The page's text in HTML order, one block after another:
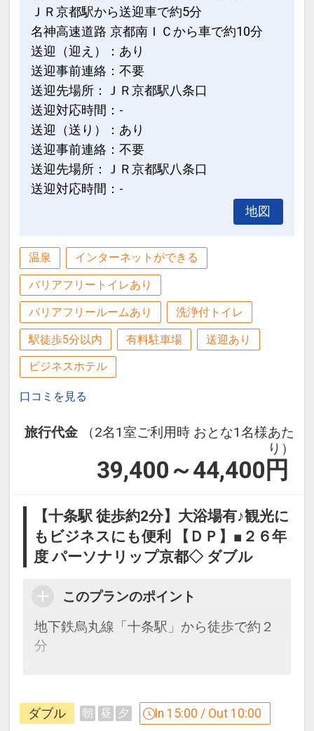
ＪＲ京都駅から送迎車で約5分
名神高速道路 京都南ＩＣから車で約10分
送迎（迎え）：あり
送迎事前連絡：不要
送迎先場所：ＪＲ京都駅八条口
送迎対応時間：-
送迎（送り）：あり
送迎事前連絡：不要
送迎先場所：ＪＲ京都駅八条口
送迎対応時間：-
地図
温泉 インターネットができる
バリアフリートイレあり
バリアフリールームあり 洗浄付トイレ
駅徒歩5分以内 有料駐車場 送迎あり
ビジネスホテル
口コミを見る
旅行代金
（2名1室ご利用時 おとな1名様あた
り）
39,400～44,400 円
【十条駅 徒歩約2分】大浴場有♪観光に
もビジネスにも便利 【ＤＰ】■２６年
度 パーソナリップ京都◇ ダブル
このプランのポイント
地下鉄烏丸線「十条駅」から徒歩で約２
分
をご用意しています。
●「食事なしプラン」と「朝食付プラ
ダブル 朝 昼 夕 In 15:00 / Out 10:00